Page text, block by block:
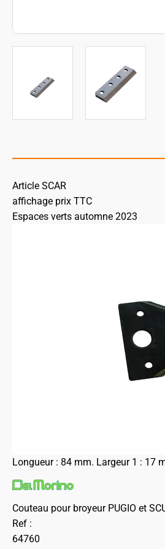
Article SCAR
affichage prix TTC
Espaces verts automne 2023
Longueur : 84 mm. Largeur 1 : 17
Couteau pour broyeur PUGIO et
Ref :
64760